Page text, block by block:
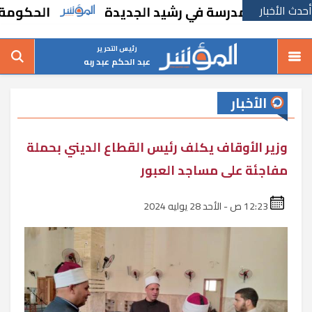
أحدث الأخبارمدرسة في رشيد الجديدة الحكومة تقر
رئيس التحرير
عبد الحكم عبد ربه
الأخبار
وزير الأوقاف يكلف رئيس القطاع الديني بحملة
مفاجئة على مساجد العبور